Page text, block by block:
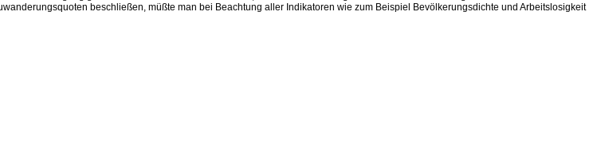
beschließen, müßte man bei Beachtung aller Indikatoren wie zum Beispiel Bevölkerungsdichte und Arbeitslosigkeit